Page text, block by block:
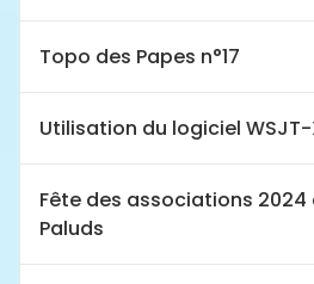
Topo des Papes n°17
Utilisation du logiciel WSJT-
Fête des associations 2024
Paluds